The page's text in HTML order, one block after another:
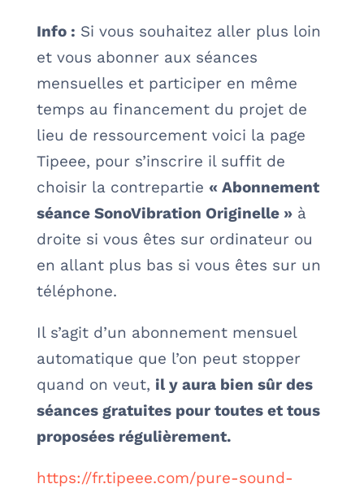
Info : Si vous souhaitez aller plus loin
et vous abonner aux séances
mensuelles et participer en même
temps au financement du projet de
lieu de ressourcement voici la page
Tipeee, pour s’inscrire il suffit de
choisir la contrepartie « Abonnement
séance SonoVibration Originelle »à
droite si vous êtes sur ordinateur ou
en allant plus bas si vous êtes sur un
téléphone.
Il s’agit d’un abonnement mensuel
automatique que l’on peut stopper
quand on veut, il y aura bien sûr des
séances gratuites pour toutes et tous
proposées régulièrement.
https://fr.tipeee.com/pure-sound-